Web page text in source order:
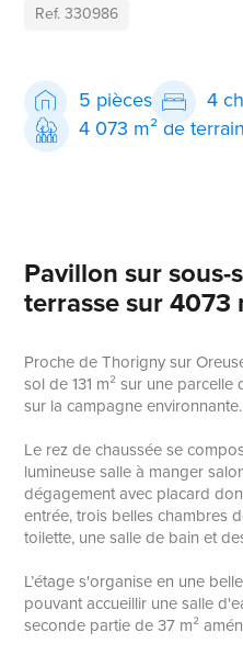
Ref. 330986
5 pièces 4
4 073 m² de terrain
Pavillon sur sous-
terrasse sur 4073
Proche de Thorigny sur
sol de 131 m² sur une
sur la campagne environnante.
Le rez de chaussée se
lumineuse salle à manger
dégagement avec placard
entrée, trois belles chambres
toilette, une salle de bain et
L’étage s'organise en une
pouvant accueillir une salle
seconde partie de 37 m²